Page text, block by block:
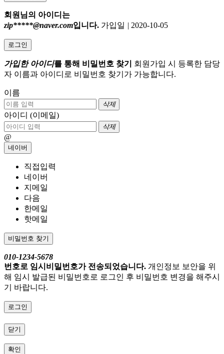
회원님의 아이디는
zip*****@naver.com입니다. 가입일 | 2020-10-05
로그인
가입한 아이디를 통해 비밀번호 찾기
회원가입 시 등록한 담당
자 이름과 아이디로 비밀번호 찾기가 가능합니다.
이름
삭제
아이디 (이메일)
삭제
@
네이버
직접입력
네이버
지메일
다음
한메일
핫메일
비밀번호 찾기
010-1234-5678
번호로 임시비밀번호가 전송되었습니다. 개인정보 보안을 위
해 임시 발급된 비밀번호로 로그인 후 비밀번호 변경을 해주시
기 바랍니다.
로그인
닫기
확인